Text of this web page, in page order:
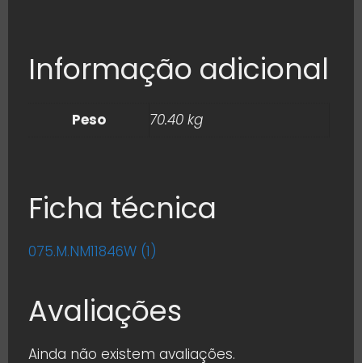
Informação adicional
Peso 70.40 kg
Ficha técnica
075.M.NM11846W (1)
Avaliações
Ainda não existem avaliações.